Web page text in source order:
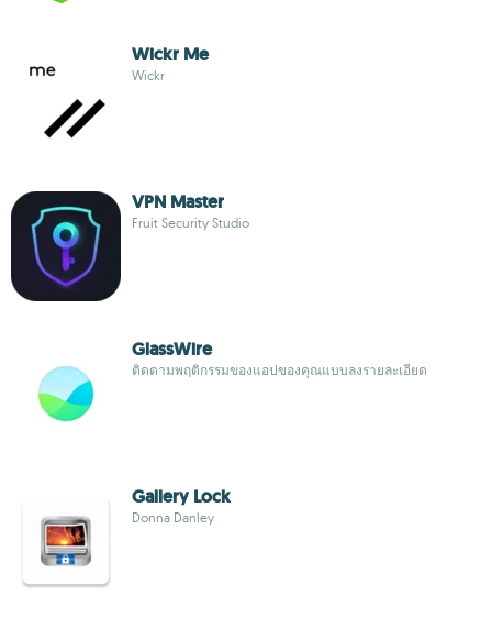
Wickr Me
Wickr
VPN Master
Fruit Security Studio
GlassWire
ติดตามพฤติกรรมของแอปของคุณแบบลงรายละเอียด
Gallery Lock
Donna Danley